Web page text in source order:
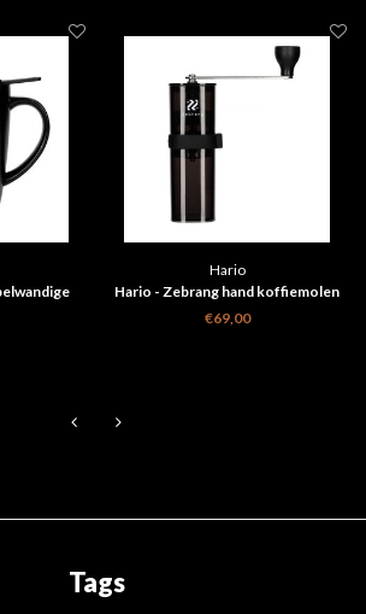
Hario
Hario - Zebrang hand koffiemolen
transparant zwart
€69,00
Tags